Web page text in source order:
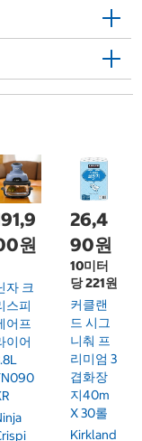
원
자 크
스피
어프
이어
26,4
90원
10미터
당 221원
커클랜
드 시그
니춰 프
리미엄 3
겹화장
지40m
X 30롤
Kirkland